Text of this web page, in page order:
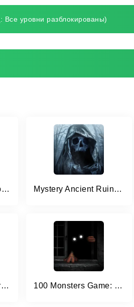
уровни разблокированы)
Tiny Room Stories Town Mystery Mystery Ancient Ruins Escape
Room Escape Mystery Quest 100 Monsters Game: Escape Room